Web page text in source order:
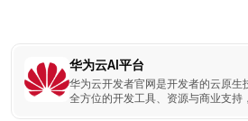
华为云AI平台
华为云开发者官网是开发者的云原生
全方位的开发工具、资源与商业支持